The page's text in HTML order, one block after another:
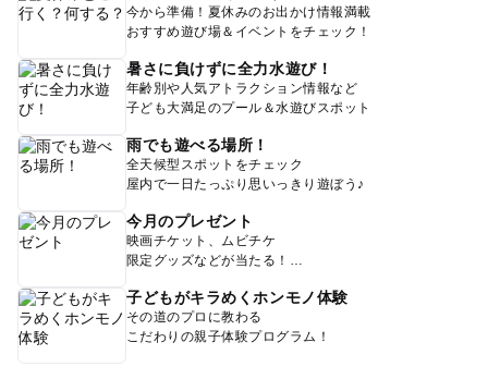
今から準備！夏休みのお出かけ情報満載
おすすめ遊び場＆イベントをチェック！
暑さに負けずに全力水遊び！
年齢別や人気アトラクション情報など
子ども大満足のプール＆水遊びスポット
雨でも遊べる場所！
全天候型スポットをチェック
屋内で一日たっぷり思いっきり遊ぼう♪
今月のプレゼント
映画チケット、ムビチケ
限定グッズなどが当たる！
子どもがキラめくホンモノ体験
その道のプロに教わる
こだわりの親子体験プログラム！